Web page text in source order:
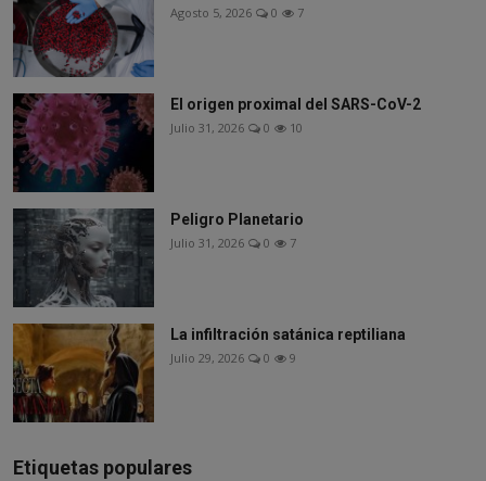
Agosto 5, 2026 0 7
El origen proximal del SARS-CoV-2
Julio 31, 2026 0 10
Peligro Planetario
Julio 31, 2026 0 7
La infiltración satánica reptiliana
Julio 29, 2026 0 9
Etiquetas populares